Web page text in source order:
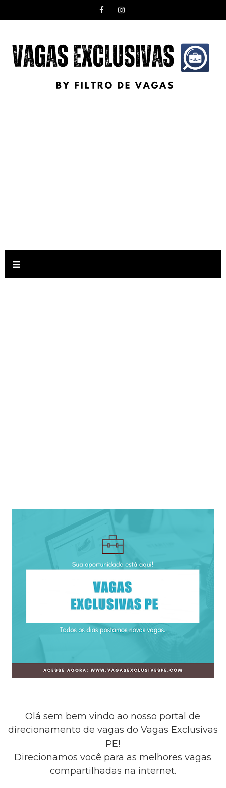
Olá sem bem vindo ao nosso portal de
direcionamento de vagas do Vagas Exclusivas
PE!
Direcionamos você para as melhores vagas
compartilhadas na internet.